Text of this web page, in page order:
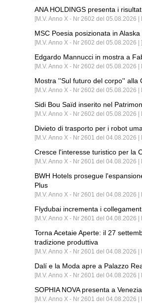
ANA HOLDINGS presenta i
[M.V. Anno X - Nr 2602 del 05.08.2026
MSC Poesia posizionata in
[M.V. Anno X - Nr 2602 del 05.08.2026 | ]
Edgardo Mannucci in mostra a
[M.V. Anno X - Nr 2602 del 05.08.2026 |
Mostra ''Sul futuro del corpo'' alla
[M.V. Anno X - Nr 2602 del 05.08.2026
Sidi Bou Saïd inserito nel
[M.V. Anno X - Nr 2602 del 05.08.2026
Divieto di trasporto per i robot
[M.V. Anno X - Nr 2601 del 04.08.2026
Cresce l'interesse turistico per la
[M.V. Anno X - Nr 2601 del 04.08.2026 |
BWH Hotels prosegue
Plus
[M.V. Anno X - Nr 2601 del 04.08.2026 |
Flydubai incrementa i
[M.V. Anno X - Nr 2601 del 04.08.2026 |
Torna Acetaie Aperte: il 27
tradizione produttiva
[M.V. Anno X - Nr 2601 del 04.08.2026 |
Dalí e la Moda apre a Palazzo
[M.V. Anno X - Nr 2601 del 04.08.2026 |
SOPHIA NOVA presenta a
[M.V. Anno X - Nr 2601 del 04.08.2026